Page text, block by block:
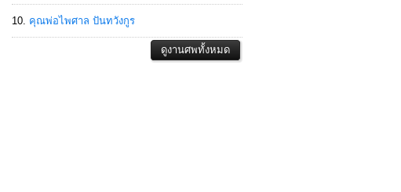
คุณพ่อไพศาล ปันทวังกูร